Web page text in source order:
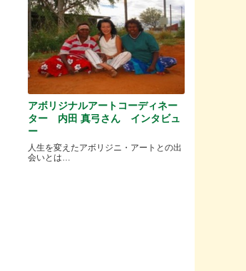
アボリジナルアートコーディネー
ター 内田 真弓さん インタビュ
ー
人生を変えたアボリジニ・アートとの出
会いとは…